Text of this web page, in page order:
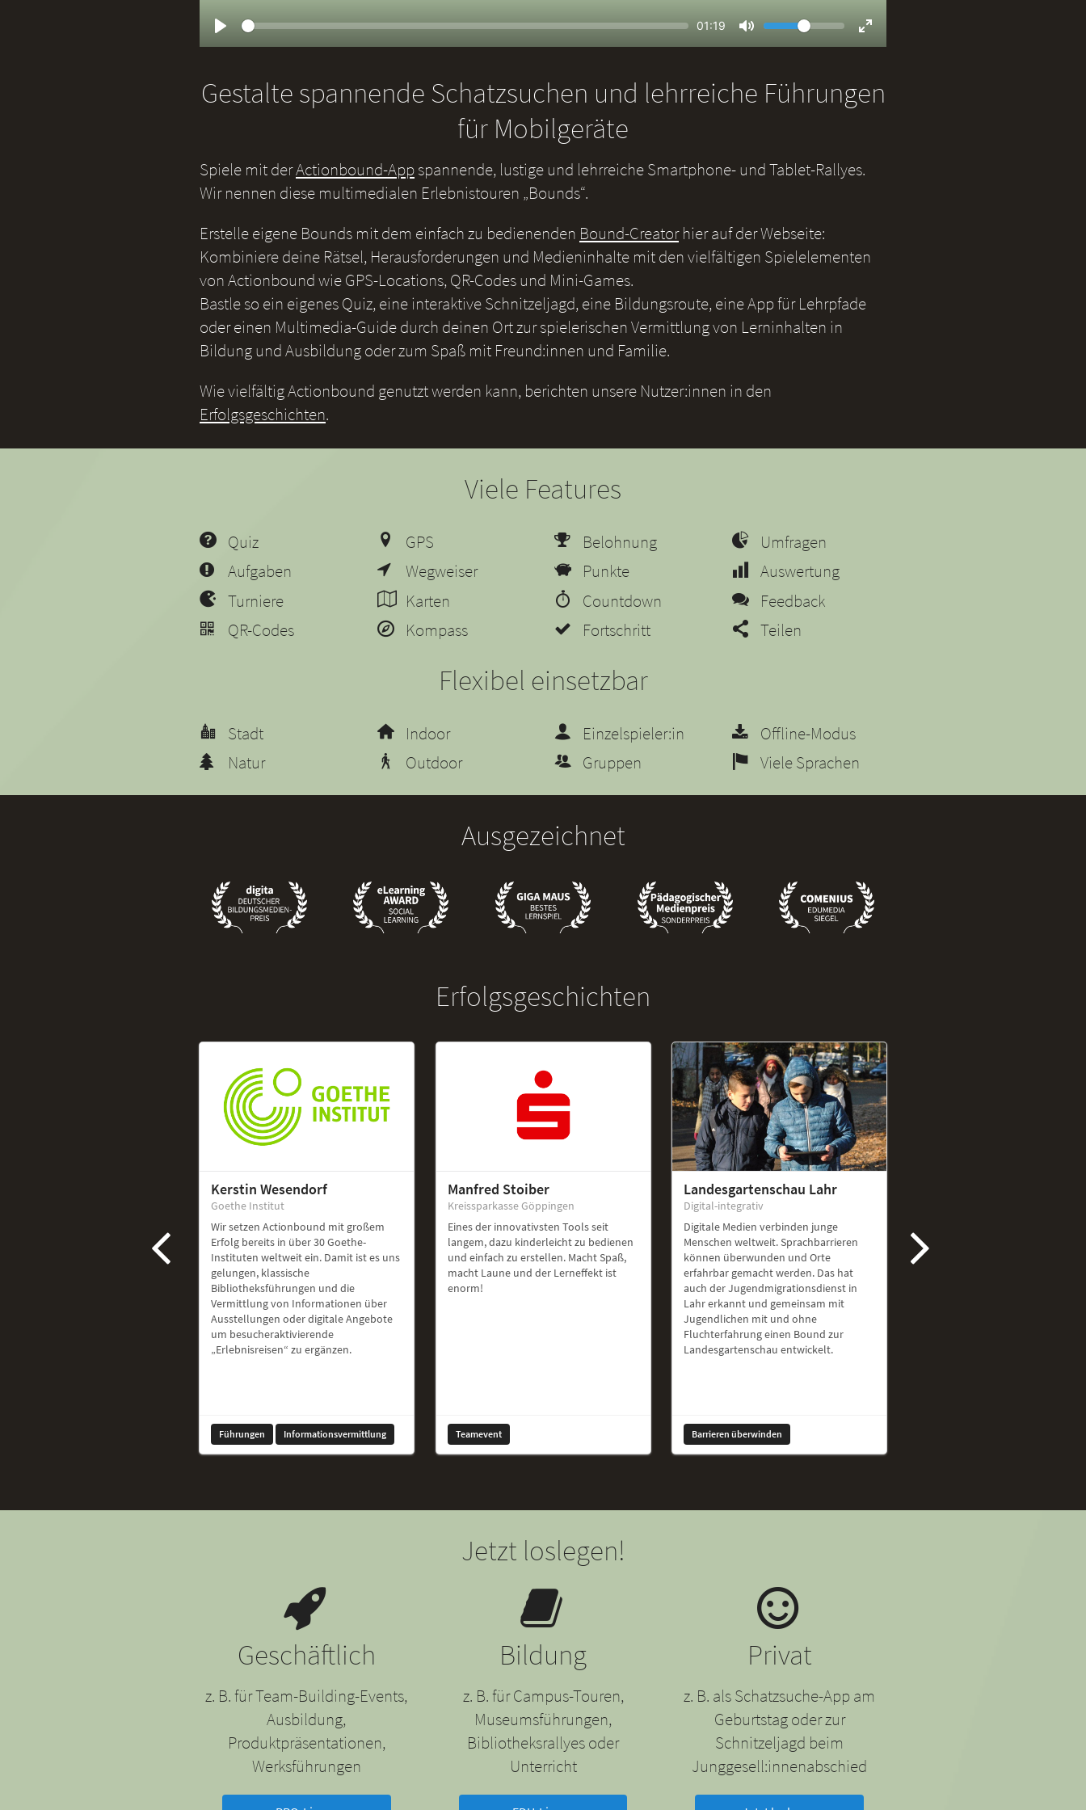
Seek
Current
01:19
Mute
Volume
Fullscreen
Gestalte spannende Schatzsuchen und lehrreiche Führungen
für Mobilgeräte
Spiele mit derActionbound-Appspannende, lustige und lehrreiche Smartphone- und Tablet-Rallyes.
Wir nennen diese multimedialen Erlebnistouren „Bounds“.
Erstelle eigene Bounds mit dem einfach zu bedienenden Bound-Creatorhier auf der Webseite:
Kombiniere deine Rätsel, Herausforderungen und Medieninhalte mit den vielfältigen Spielelementen
von Actionbound wie GPS-Locations, QR-Codes und Mini-Games.
Bastle so ein eigenes Quiz, eine interaktive Schnitzeljagd, eine Bildungsroute, eine App für Lehrpfade
oder einen Multimedia-Guide durch deinen Ort zur spielerischen Vermittlung von Lerninhalten in
Bildung und Ausbildung oder zum Spaß mit Freund:innen und Familie.
Wie vielfältig Actionbound genutzt werden kann, berichten unsere Nutzer:innen in den
Erfolgsgeschichten.
Viele Features
Quiz
Aufgaben
Turniere
QR-Codes
GPS
Wegweiser
Karten
Kompass
Belohnung
Punkte
Countdown
Fortschritt
Umfragen
Auswertung
Feedback
Teilen
Flexibel einsetzbar
Stadt
Natur
Indoor
Outdoor
Einzelspieler:in
Gruppen
Offline-Modus
Viele Sprachen
Ausgezeichnet
Erfolgsgeschichten
Kerstin Wesendorf
Goethe Institut
Wir setzen Actionbound mit großem
Erfolg bereits in über 30 Goethe-
Instituten weltweit ein. Damit ist es uns
gelungen, klassische
Bibliotheksführungen und die
Vermittlung von Informationen über
Ausstellungen oder digitale Angebote
um besucheraktivierende
„Erlebnisreisen“ zu ergänzen.
Führungen Informationsvermittlung
Manfred Stoiber
Kreissparkasse Göppingen
Eines der innovativsten Tools seit
langem, dazu kinderleicht zu bedienen
und einfach zu erstellen. Macht Spaß,
macht Laune und der Lerneffekt ist
enorm!
Teamevent
Landesgartenschau Lahr
Digital-integrativ
Digitale Medien verbinden junge
Menschen weltweit. Sprachbarrieren
können überwunden und Orte
erfahrbar gemacht werden. Das hat
auch der Jugendmigrationsdienst in
Lahr erkannt und gemeinsam mit
Jugendlichen mit und ohne
Fluchterfahrung einen Bound zur
Landesgartenschau entwickelt.
Barrieren überwinden
Jetzt loslegen!
Geschäftlich
z. B. für Team-Building-Events,
Ausbildung,
Produktpräsentationen,
Werksführungen
Bildung
z. B. für Campus-Touren,
Museumsführungen,
Bibliotheksrallyes oder
Unterricht
Privat
z. B. als Schatzsuche-App am
Geburtstag oder zur
Schnitzeljagd beim
Junggesell:innenabschied